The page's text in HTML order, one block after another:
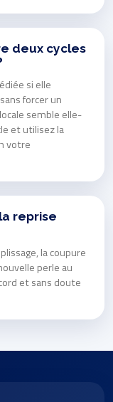
deux cycles
si elle
forcer un
semble elle-
et utilisez la
votre
reprise
la coupure
perle au
et sans doute